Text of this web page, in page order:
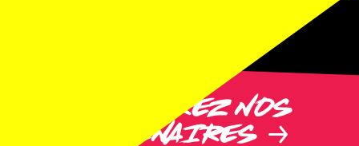
DÉCOUVREZ NOS
PARTENAIRES